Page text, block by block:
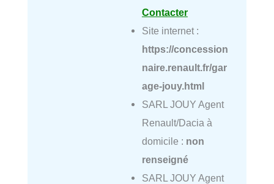
Contacter
Site internet :
https://concession
naire.renault.fr/gar
age-jouy.html
SARL JOUY Agent
Renault/Dacia à
domicile : non
renseigné
SARL JOUY Agent